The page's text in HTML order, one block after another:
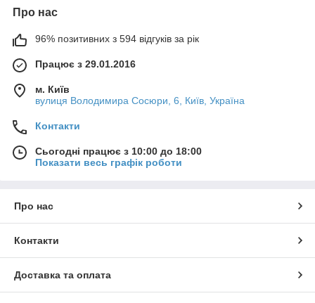
Про нас
96% позитивних з 594 відгуків за рік
Працює з 29.01.2016
м. Київ
вулиця Володимира Сосюри, 6, Київ, Україна
Контакти
Сьогодні працює з 10:00 до 18:00
Показати весь графік роботи
Про нас
Контакти
Доставка та оплата